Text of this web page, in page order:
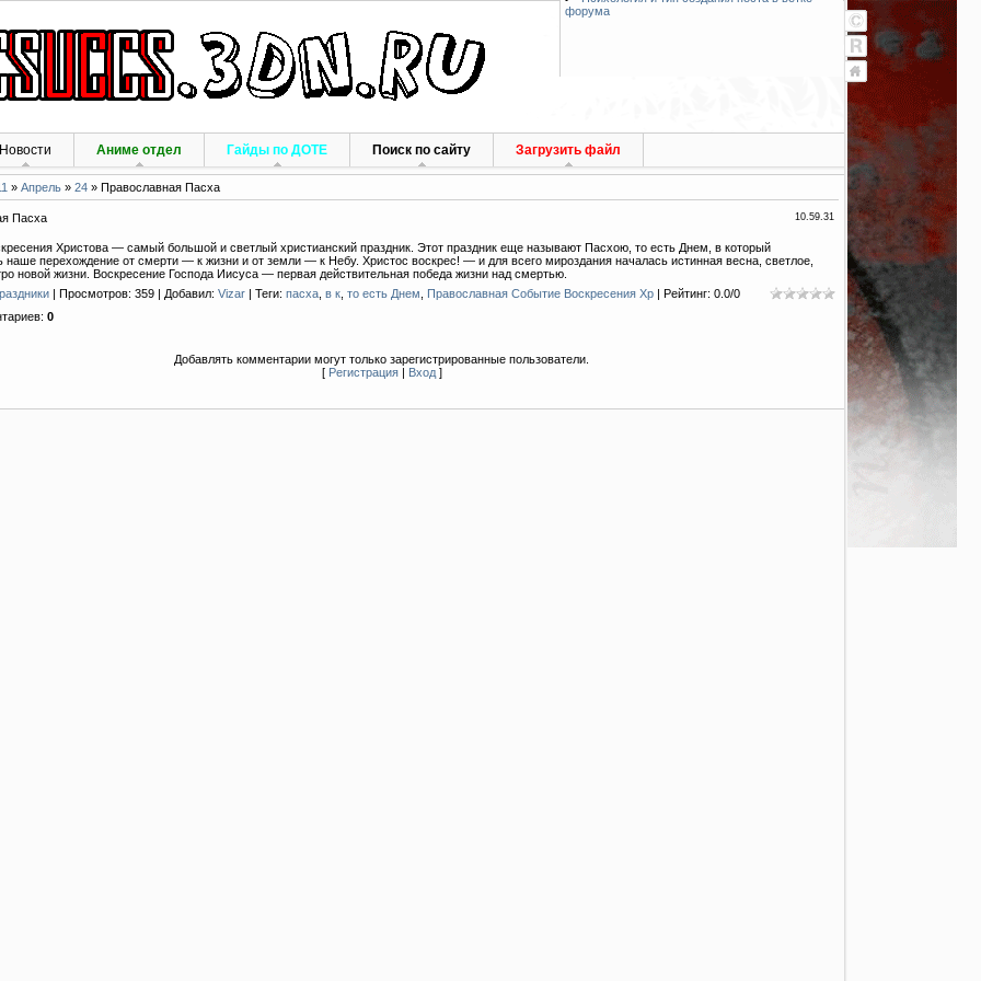
форума
Новости Аниме отдел Гайды по ДОТЕ Поиск по сайту Загрузить файл
» Апрель » 24 » Православная Пасха
10.59.31
Пасха
Христова — самый большой и светлый христианский праздник. Этот праздник еще называют Пасхою, то есть Днем, в который
наше перехождение от смерти — к жизни и от земли — к Небу. Христос воскрес! — и для всего мироздания началась истинная весна, светлое,
новой жизни. Воскресение Господа Иисуса — первая действительная победа жизни над смертью.
| Просмотров: 359 | Добавил: Vizar | Теги: пасха в к то есть Днем Православная Событие Воскресения Хр | Рейтинг: 0.0/0
: 0
Добавлять комментарии могут только зарегистрированные пользователи.
[ Регистрация| Вход]